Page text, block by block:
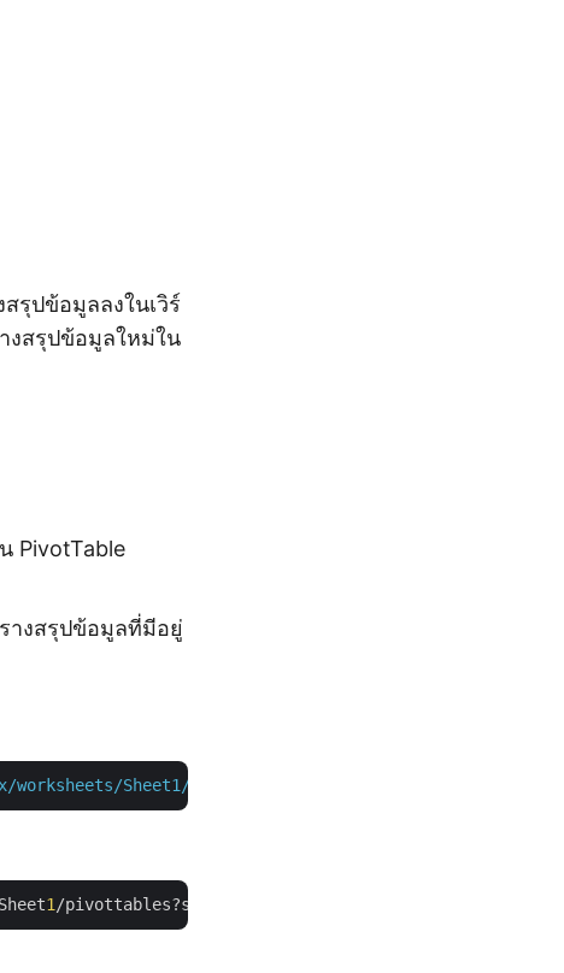
รุปข้อมูลลงในเวิร์
งสรุปข้อมูลใหม่ใน
PivotTable
างสรุปข้อมูลที่มีอยู่
Sheet1/
1/pivottables?sourceData='Current%